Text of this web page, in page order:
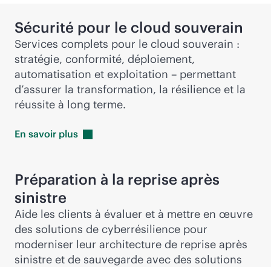
Sécurité pour le cloud souverain
Services complets pour le cloud souverain :
stratégie, conformité, déploiement,
automatisation et exploitation – permettant
d’assurer la transformation, la résilience et la
réussite à long terme.
En savoir plus
Préparation à la reprise après
sinistre
Aide les clients à évaluer et à mettre en œuvre
des solutions de cyberrésilience pour
moderniser leur architecture de reprise après
sinistre et de sauvegarde avec des solutions